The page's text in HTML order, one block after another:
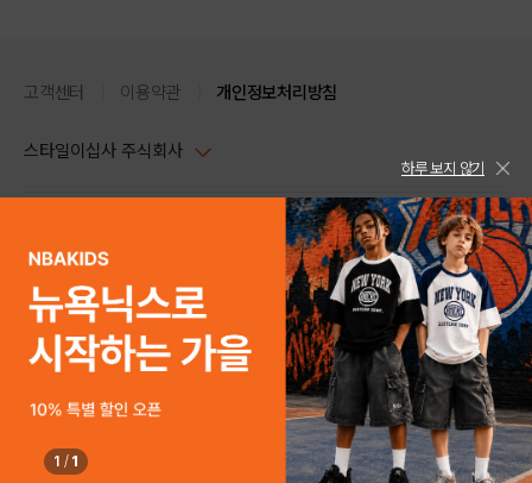
구매하기
고객센터 이용약관 개인정보처리방침
스타일이십사 주식회사
주소 : 서울시 강남구 논현로 633, 6층 (논현동, 한세엠케이빌딩)
사업자등록번호 : 116-81-32499
통신판매업신고번호 : 제 2024-서울강남-04239
호스팅 서비스 : 스타일이십사㈜
고객센터 1544-5336(평일 09:00~ 18:00 토/일/공휴일 휴무)
스타일24 고객센터 1544-5336
평일 09:00~ 18:00 (토/일/공휴일 휴무)
help Email : help@style24.com
COPYRIGHTⓒ2021 STYLE24 ALL RIGHTS RESERVED.
하루 보지 않기
1 / 1